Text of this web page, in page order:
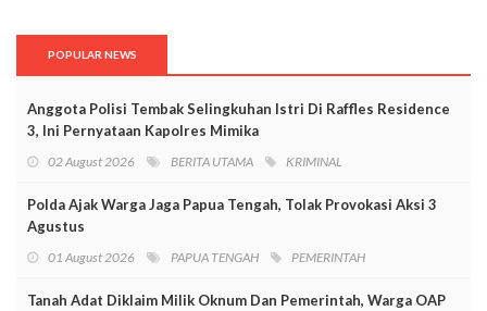
POPULAR NEWS
Anggota Polisi Tembak Selingkuhan Istri Di Raffles Residence
3, Ini Pernyataan Kapolres Mimika
02 August 2026 BERITA UTAMA KRIMINAL
Polda Ajak Warga Jaga Papua Tengah, Tolak Provokasi Aksi 3
Agustus
01 August 2026 PAPUA TENGAH PEMERINTAH
Tanah Adat Diklaim Milik Oknum Dan Pemerintah, Warga OAP